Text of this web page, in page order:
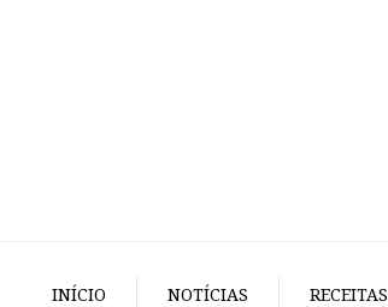
INÍCIO NOTÍCIAS RECEITAS